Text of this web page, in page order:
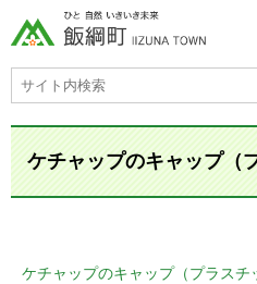
ケチャップのキャップ（
ケチャップのキャップ（プラスチ